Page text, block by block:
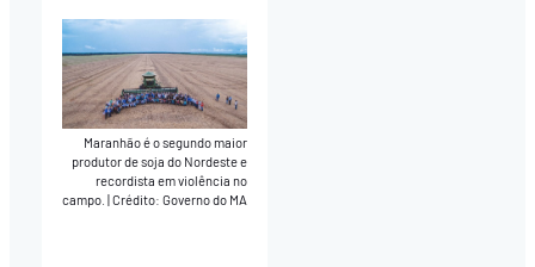
Maranhão é o segundo maior
produtor de soja do Nordeste e
recordista em violência no
campo.|Crédito: Governo do MA